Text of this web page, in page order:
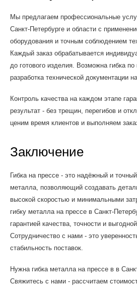
Мы предлагаем профессиональные
Санкт-Петербурге и области с
оборудования и точным соблюдением
Каждый заказ обрабатывается
до готового изделия. Возможна гибка
разработка технической документации
Контроль качества на каждом этапе
результат - без трещин, перегибов и
ценим время клиентов и выполняем
Заключение
Гибка на прессе - это надёжный и
металла, позволяющий создавать
высокой скоростью и минимальными
гибку металла на прессе в Санкт-
гарантией качества, точности и
Сотрудничество с нами - это
стабильность поставок.
Нужна гибка металла на прессе в в
Свяжитесь с нами - рассчитаем